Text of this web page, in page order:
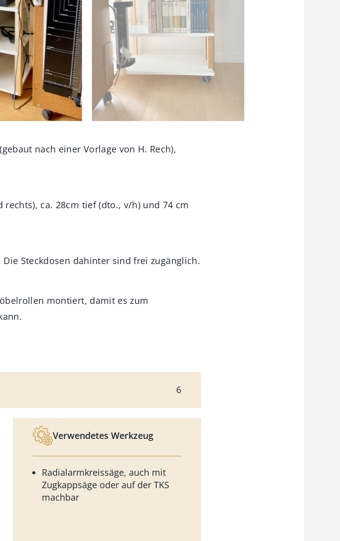
nach einer Vorlage von H. Rech),
ca. 28cm tief (dto., v/h) und 74 cm
Steckdosen dahinter sind frei zugänglich.
montiert, damit es zum
6
Verwendetes Werkzeug
Radialarmkreissäge, auch mit
Zugkappsäge oder auf der TKS
machbar